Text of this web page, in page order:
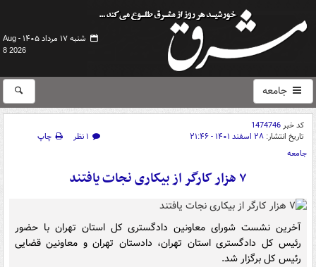
شنبه ۱۷ مرداد ۱۴۰۵ -
Aug
8 2026
جامعه
کد خبر1474746
تاریخ انتشار: ۲۸ اسفند ۱۴۰۱ - ۲۱:۴۶ ۱ نظر
چاپ
جامعه
۷ هزار کارگر از بیکاری نجات یافتند
آخرین نشست شورای معاونین دادگستری کل استان تهران با حضور
رئیس کل دادگستری استان تهران، دادستان تهران و معاونین قضایی
رئیس کل برگزار شد.